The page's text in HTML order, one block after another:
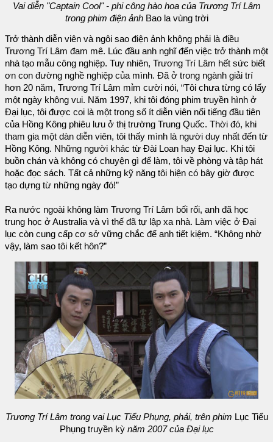
Vai diễn "Captain Cool" - phi công hào hoa của Trương Trí Lâm
trong phim điện ảnhBao la vùng trời
Trở thành diễn viên và ngôi sao điện ảnh không phải là điều
Trương Trí Lâm đam mê. Lúc đầu anh nghĩ đến việc trở thành một
nhà tạo mẫu công nghiệp. Tuy nhiên, Trương Trí Lâm hết sức biết
ơn con đường nghề nghiệp của mình. Đã ở trong ngành giải trí
hơn 20 năm, Trương Trí Lâm mỉm cười nói, “Tôi chưa từng có lấy
một ngày không vui. Năm 1997, khi tôi đóng phim truyền hình ở
Đại lục, tôi được coi là một trong số ít diễn viên nổi tiếng đầu tiên
của Hồng Kông phiêu lưu ở thị trường Trung Quốc. Thời đó, khi
tham gia một dàn diễn viên, tôi thấy mình là người duy nhất đến từ
Hồng Kông. Những người khác từ Đài Loan hay Đại lục. Khi tôi
buồn chán và không có chuyện gì để làm, tôi về phòng và tập hát
hoặc đọc sách. Tất cả những kỹ năng tôi hiện có bây giờ được
tạo dựng từ những ngày đó!”
Ra nước ngoài không làm Trương Trí Lâm bối rối, anh đã học
trung học ở Australia và vì thế đã tự lập xa nhà. Làm việc ở Đại
lục còn cung cấp cơ sở vững chắc để anh tiết kiệm. “Không nhờ
vậy, làm sao tôi kết hôn?”
Trương Trí Lâm trong vai Lục Tiểu Phụng, phải, trên phim Lục Tiểu
Phụng truyền kỳ năm 2007 của Đại lục